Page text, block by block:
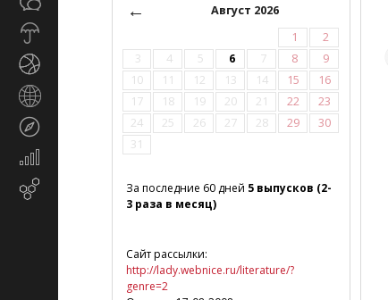
Экономика
маркетинг
←
Август 2026
1
2
3
4 5 6 7 8
9
10
11 12 13 14 15
16
17
18 19 20 21 22
23
24
25 26 27 28 29
30
31
За последние 60 дней 5 выпусков (2-
3 раза в месяц)
Сайт рассылки:
http://lady.webnice.ru/literature/?
genre=2